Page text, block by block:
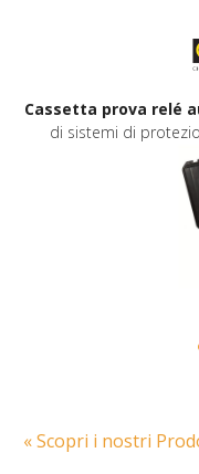
Cassetta prova relé
di sistemi di
« Scopri i nostri